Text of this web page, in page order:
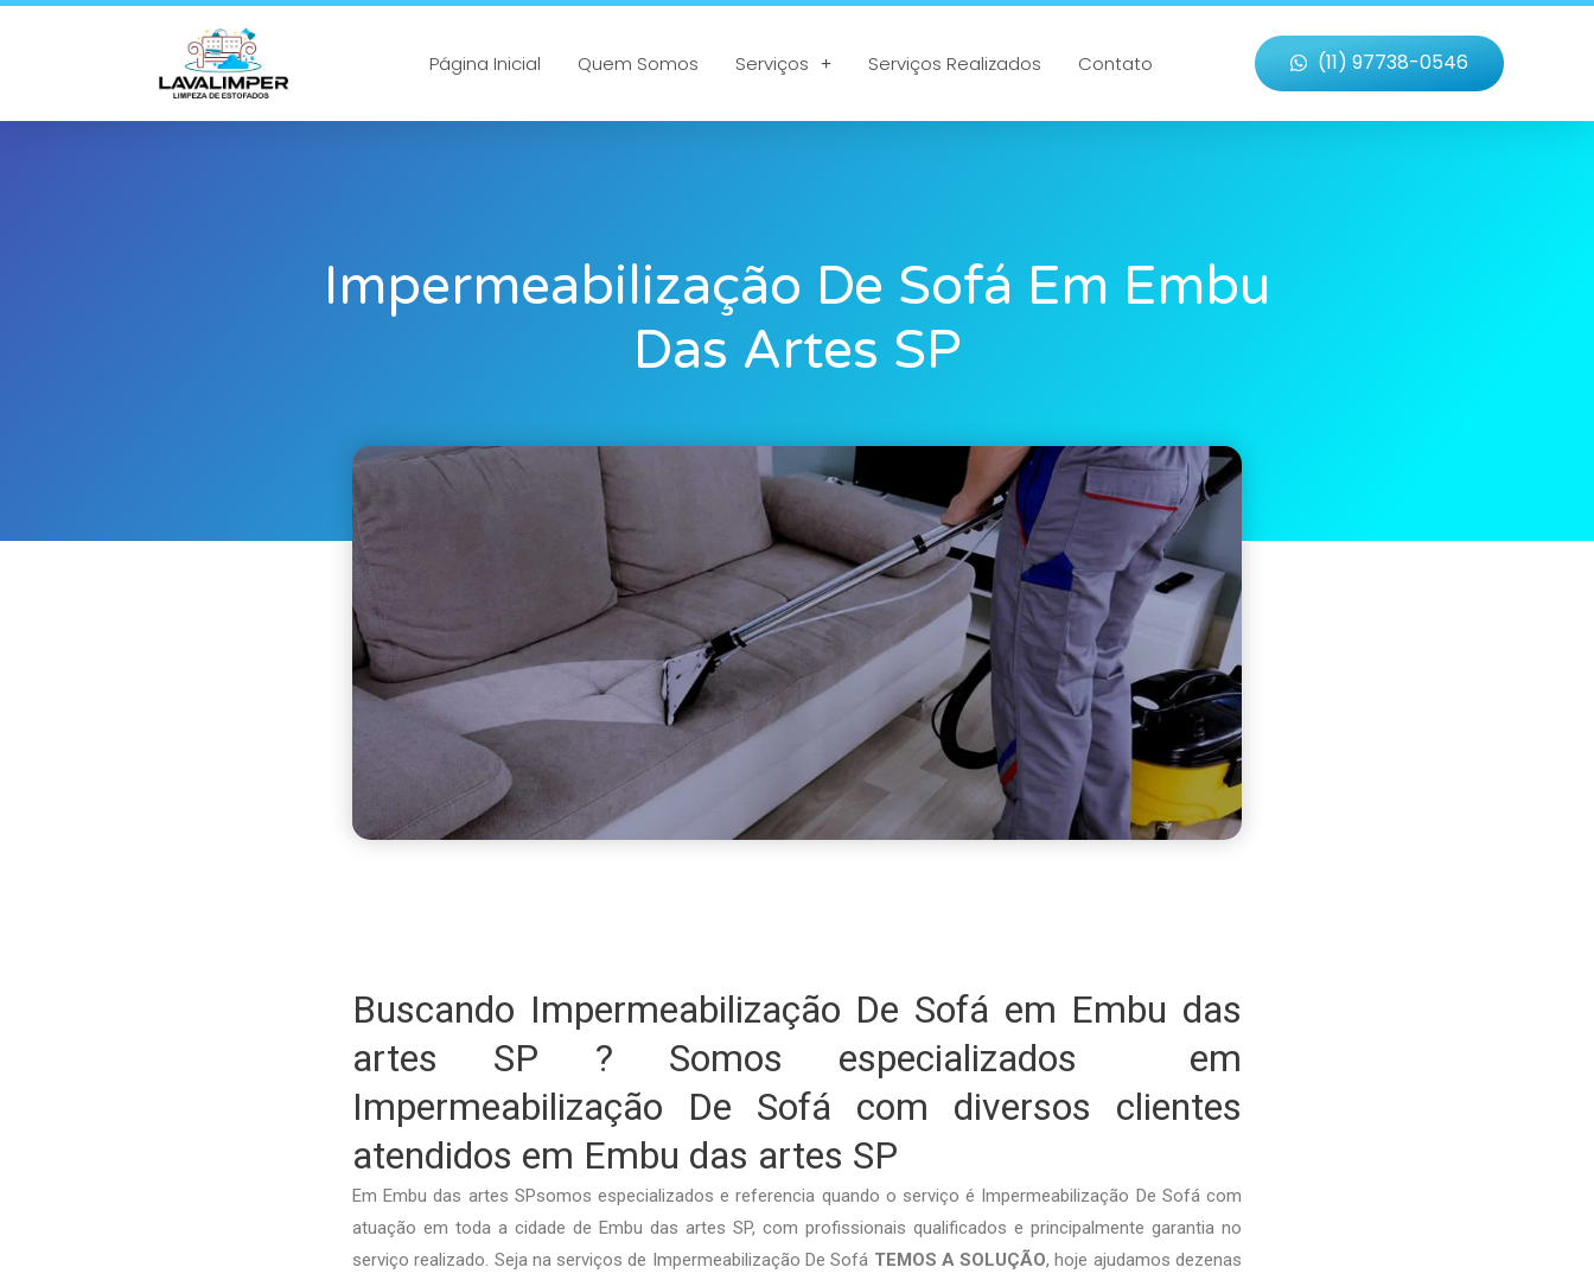
Página Inicial Quem Somos Serviços Serviços Realizados Contato (11) 97738-0546
Impermeabilização De Sofá Em Embu
Das Artes SP
Buscando Impermeabilização De Sofá em Embu das
artes SP ? Somos especializados em
Impermeabilização De Sofá com diversos clientes
atendidos em Embu das artes SP
Em Embu das artes SPsomos especializados e referencia quando o serviço é Impermeabilização De Sofá com
atuação em toda a cidade de Embu das artes SP, com profissionais qualificados e principalmente garantia no
serviço realizado. Seja na serviços de Impermeabilização De Sofá TEMOS A SOLUÇÃO, hoje ajudamos dezenas